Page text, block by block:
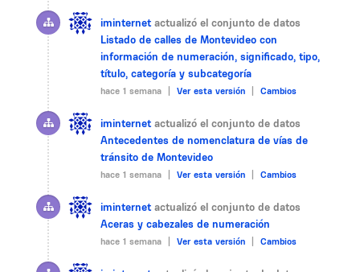
iminternet actualizó el conjunto de datos
Listado de calles de Montevideo con
información de numeración, significado, tipo,
título, categoría y subcategoría
hace 1 semana | Ver esta versión Cambios
iminternet actualizó el conjunto de datos
Antecedentes de nomenclatura de vías de
tránsito de Montevideo
hace 1 semana | Ver esta versión Cambios
iminternet actualizó el conjunto de datos
Aceras y cabezales de numeración
hace 1 semana | Ver esta versión Cambios